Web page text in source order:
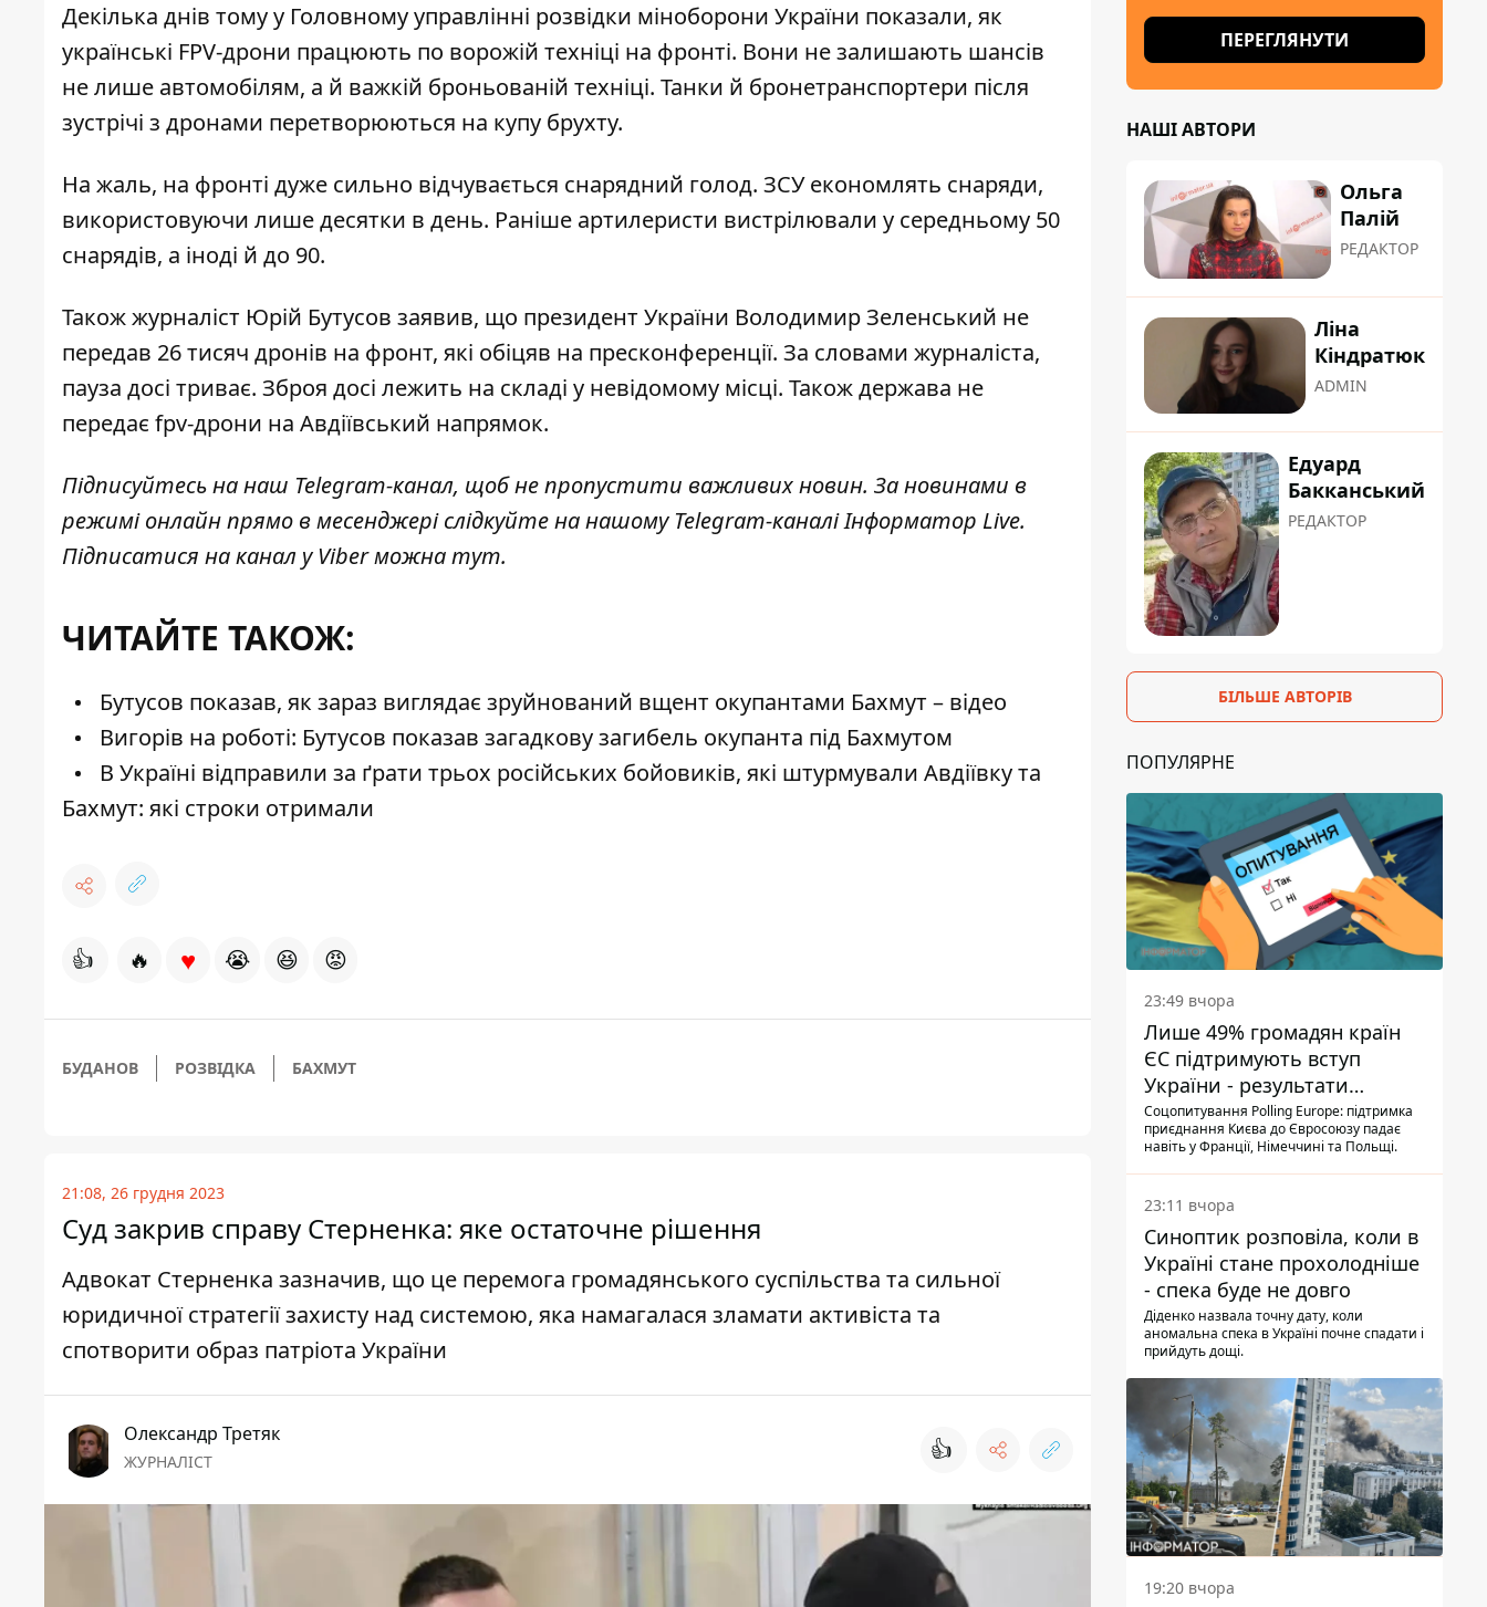
Декілька днів тому у Головному управлінні розвідки міноборони України показали, як
українські FPV-дрони працюють по ворожій техніці на фронті. Вони не залишають шансів
не лише автомобілям, а й важкій броньованій техніці. Танки й бронетранспортери після
зустрічі з дронами перетворюються на купу брухту.
На жаль, на фронті дуже сильно відчувається снарядний голод. ЗСУ економлять снаряди,
використовуючи лише десятки в день. Раніше артилеристи вистрілювали у середньому 50
снарядів, а іноді й до 90.
Також журналіст Юрій Бутусов заявив, що президент України Володимир Зеленський не
передав 26 тисяч дронів на фронт, які обіцяв на пресконференції. За словами журналіста,
пауза досі триває. Зброя досі лежить на складі у невідомому місці. Також держава не
передає fpv-дрони на Авдіївський напрямок.
Підписуйтесь на наш Telegram-канал, щоб не пропустити важливих новин. За новинами в
режимі онлайн прямо в месенджері слідкуйте на нашому Telegram-каналіІнформатор Live.
Підписатися на канал у Viber можнатут.
ЧИТАЙТЕ ТАКОЖ:
Бутусов показав, як зараз виглядає зруйнований вщент окупантами Бахмут – відео
Вигорів на роботі: Бутусов показав загадкову загибель окупанта під Бахмутом
В Україні відправили за ґрати трьох російських бойовиків, які штурмували Авдіївку та
Бахмут: які строки отримали
👍 🔥 ♥ 😭 😆 😡
БУДАНОВ РОЗВІДКА БАХМУТ
21:08, 26 грудня 2023
Суд закрив справу Стерненка: яке остаточне рішення
Адвокат Стерненка зазначив, що це перемога громадянського суспільства та сильної
юридичної стратегії захисту над системою, яка намагалася зламати активіста та
спотворити образ патріота України
Олександр Третяк
ЖУРНАЛІСТ 👍
ПЕРЕГЛЯНУТИ
НАШІ АВТОРИ
Ольга
Палій
РЕДАКТОР
Ліна
Кіндратюк
ADMIN
Едуард
Бакканський
РЕДАКТОР
БІЛЬШЕ АВТОРІВ
ПОПУЛЯРНЕ
23:49 вчора
Лише 49% громадян країн
ЄС підтримують вступ
України - результати
опитування
Соцопитування Polling Europe: підтримка
приєднання Києва до Євросоюзу падає
навіть у Франції, Німеччині та Польщі.
23:11 вчора
Синоптик розповіла, коли в
Україні стане прохолодніше
- спека буде не довго
Діденко назвала точну дату, коли
аномальна спека в Україні почне спадати і
прийдуть дощі.
19:20 вчора